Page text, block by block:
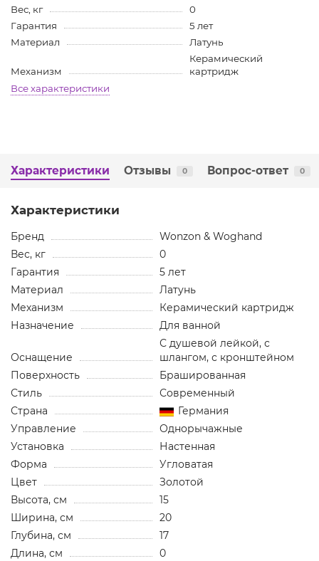
Вес, кг
0
Гарантия
5 лет
Материал
Латунь
Механизм
Керамический
картридж
Все характеристики
Характеристики Отзывы 0 Вопрос-ответ 0
Характеристики
Бренд
Wonzon & Woghand
Вес, кг
0
Гарантия
5 лет
Материал
Латунь
Механизм
Керамический картридж
Назначение
Для ванной
Оснащение
С душевой лейкой, с
шлангом, с кронштейном
Поверхность
Брашированная
Стиль
Современный
Страна
Германия
Управление
Однорычажные
Установка
Настенная
Форма
Угловатая
Цвет
Золотой
Высота, см
15
Ширина, см
20
Глубина, см
17
Длина, см
0